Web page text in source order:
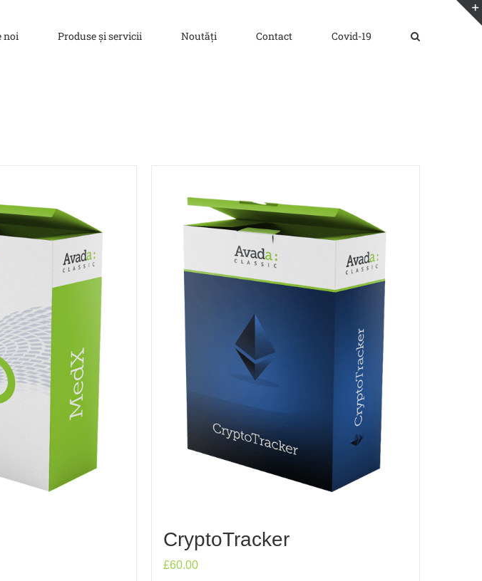
noi Produse și servicii Noutăți Contact Covid-19
CryptoTracker
£60.00